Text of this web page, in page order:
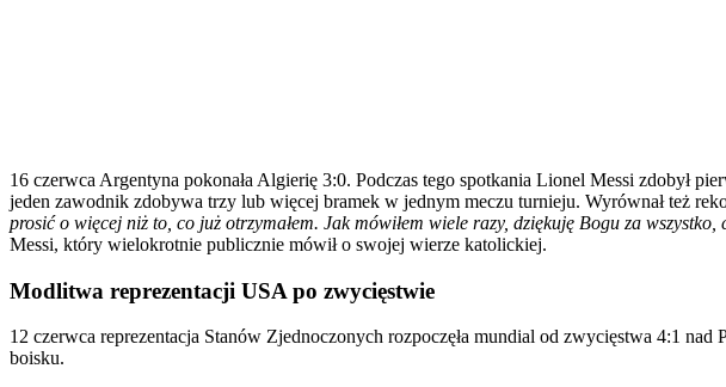
16 czerwca Argentyna pokonała Algierię 3:0. Podczas tego spotkania Lionel Messi zdobył
jeden zawodnik zdobywa trzy lub więcej bramek w jednym meczu turnieju. Wyrównał też
prosić o więcej niż to, co już otrzymałem. Jak mówiłem wiele razy, dziękuję Bogu za
Messi, który wielokrotnie publicznie mówił o swojej wierze katolickiej.
Modlitwa reprezentacji USA po zwycięstwie
12 czerwca reprezentacja Stanów Zjednoczonych rozpoczęła mundial od zwycięstwa 4:1
boisku.